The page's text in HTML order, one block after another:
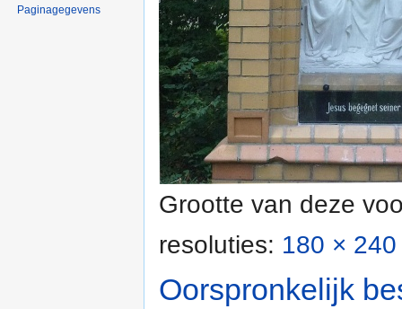
Grootte van deze
resoluties: 180 ×
Oorspronkelijk
Paginagegevens